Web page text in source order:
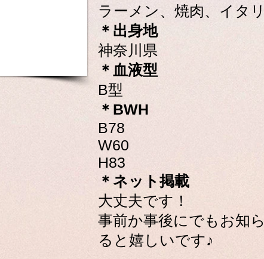
ラーメン、焼肉、イタ
＊出身地
神奈川県
＊血液型
B型
＊BWH
B78
W60
H83
＊ネット掲載
大丈夫です！
事前か事後にでもお知
ると嬉しいです♪